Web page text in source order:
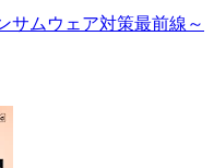
サムウェア対策最前線～